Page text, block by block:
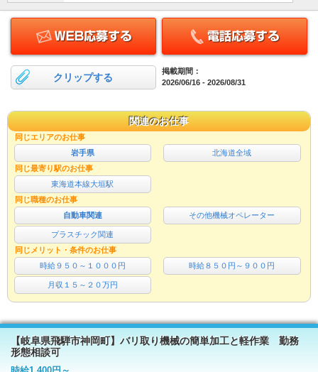
クリップする
掲載期間：
2026/06/16 - 2026/08/31
関連のお仕事
同じエリアのお仕事
岩手県
北海道全域
同じ最寄り駅のお仕事
東海道本線大垣駅
同じ職種のお仕事
自動車関連
その他機械オペレーター
プラスチック関連
同じメリット・条件のお仕事
時給９５０～１０００円
時給８５０円～９００円
月収１５～２０万円
【岐阜県飛騨市神岡町】バリ取り機械の簡単加工と軽作業 勤務
形態相談可